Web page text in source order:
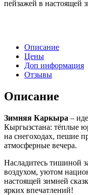
пейзажей в настоящей
Описание
Цены
Доп информация
Отзывы
Описание
Зимняя Каркыра –
Кыргызстана: тёплые
на снегоходах, пешие
атмосферные вечера.
Насладитесь тишиной
воздухом, уютом
настоящей зимней
ярких впечатлений!